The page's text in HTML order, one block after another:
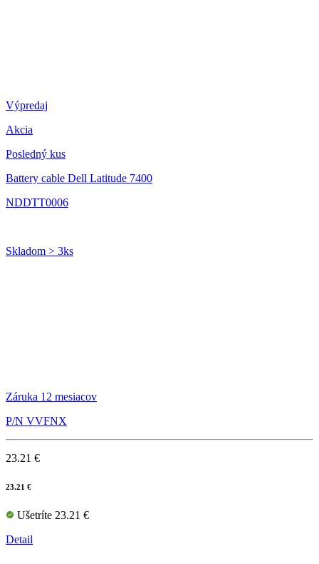
Výpredaj
Akcia
Posledný kus
Battery cable Dell Latitude 7400
NDDTT0006
Skladom > 3ks
Záruka 12 mesiacov
P/N VVFNX
23.21 €
23.21 €
Ušetríte 23.21 €
Detail